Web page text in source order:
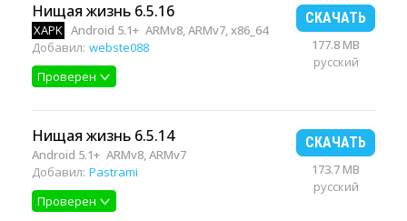
Нищая жизнь 6.5.16
XAPK Android 5.1+ ARMv8, ARMv7, x86_64
Добавил: webste088
Проверен
СКАЧАТЬ
177.8 MB
русский
Нищая жизнь 6.5.14
Android 5.1+ ARMv8, ARMv7
Добавил: Pastrami
Проверен
СКАЧАТЬ
173.7 MB
русский